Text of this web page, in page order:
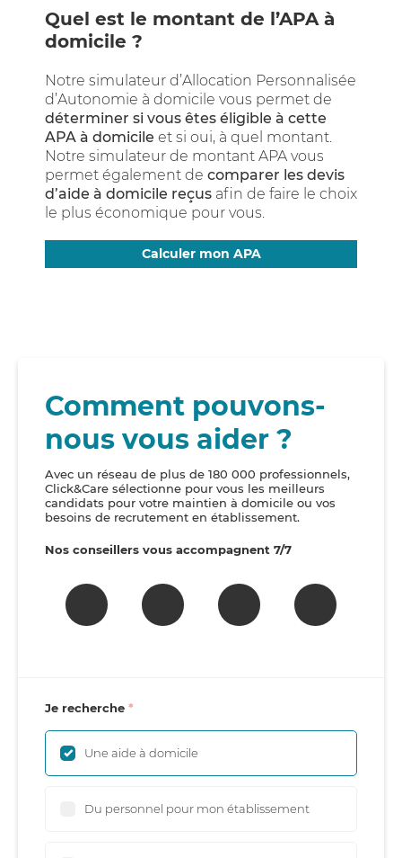
Quel est le montant de l’APA à
domicile ?
Notre simulateur d’Allocation Personnalisée
d’Autonomie à domicile vous permet de
déterminer si vous êtes éligible à cette
APA à domicile et si oui, à quel montant.
Notre simulateur de montant APA vous
permet également de comparer les devis
d’aide à domicile reçus afin de faire le choix
le plus économique pour vous.
Calculer mon APA
Comment pouvons-
nous vous aider ?
Avec un réseau de plus de 180 000 professionnels,
Click&Care sélectionne pour vous les meilleurs
candidats pour votre maintien à domicile ou vos
besoins de recrutement en établissement.
Nos conseillers vous accompagnent 7/7
Je recherche
Une aide à domicile
Du personnel pour mon établissement